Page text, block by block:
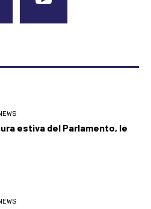
estiva del Parlamento, le